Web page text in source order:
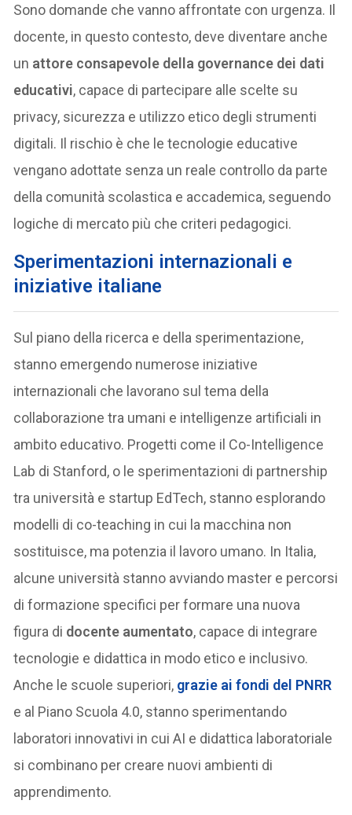
Sono domande che vanno affrontate con urgenza. Il
docente, in questo contesto, deve diventare anche
un attore consapevole della governance dei dati
educativi, capace di partecipare alle scelte su
privacy, sicurezza e utilizzo etico degli strumenti
digitali. Il rischio è che le tecnologie educative
vengano adottate senza un reale controllo da parte
della comunità scolastica e accademica, seguendo
logiche di mercato più che criteri pedagogici.
Sperimentazioni internazionali e
iniziative italiane
Sul piano della ricerca e della sperimentazione,
stanno emergendo numerose iniziative
internazionali che lavorano sul tema della
collaborazione tra umani e intelligenze artificiali in
ambito educativo. Progetti come il Co-Intelligence
Lab di Stanford, o le sperimentazioni di partnership
tra università e startup EdTech, stanno esplorando
modelli di co-teaching in cui la macchina non
sostituisce, ma potenzia il lavoro umano. In Italia,
alcune università stanno avviando master e percorsi
di formazione specifici per formare una nuova
figura di docente aumentato, capace di integrare
tecnologie e didattica in modo etico e inclusivo.
Anche le scuole superiori, grazie ai fondi del PNRR
e al Piano Scuola 4.0, stanno sperimentando
laboratori innovativi in cui AI e didattica laboratoriale
si combinano per creare nuovi ambienti di
apprendimento.